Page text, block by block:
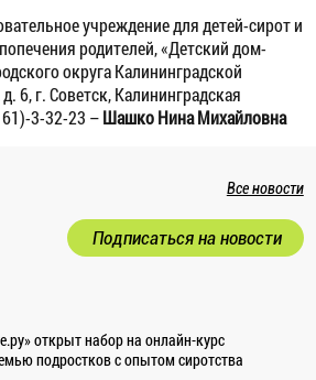
учреждение для детей-сирот и
родителей, «Детский дом-
округа Калининградской
6, г. Советск, Калининградская
3-32-23 –Шашко Нина Михайловна
Все новости
Подписаться на новости
открыт набор на онлайн-курс
подростков с опытом сиротства